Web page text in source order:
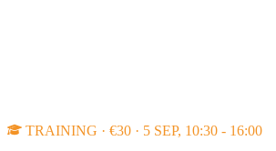
TRAINING · €30 · 5 SEP, 10:30 - 16:00